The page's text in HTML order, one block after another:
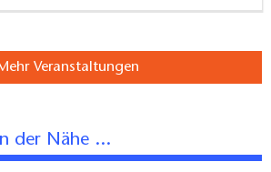
Veranstaltungen
der Nähe ...